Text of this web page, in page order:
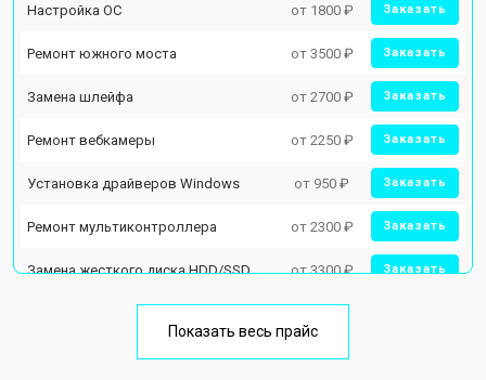
Настройка ОС от 1800 ₽ Заказать
Ремонт южного моста от 3500 ₽ Заказать
Замена шлейфа от 2700 ₽ Заказать
Ремонт вебкамеры от 2250 ₽ Заказать
Установка драйверов Windows от 950 ₽ Заказать
Ремонт мультиконтроллера от 2300 ₽ Заказать
Замена жесткого диска HDD/SSD от 3300 ₽ Заказать
от 1500 ₽
Показать весь прайс